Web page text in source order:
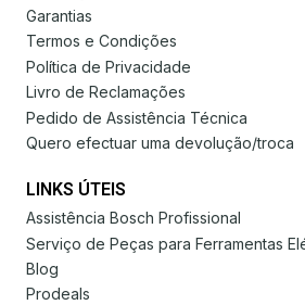
Garantias
Termos e Condições
Política de Privacidade
Livro de Reclamações
Pedido de Assistência Técnica
Quero efectuar uma devolução/troca
LINKS ÚTEIS
Assistência Bosch Profissional
Serviço de Peças para Ferramentas
Blog
Prodeals